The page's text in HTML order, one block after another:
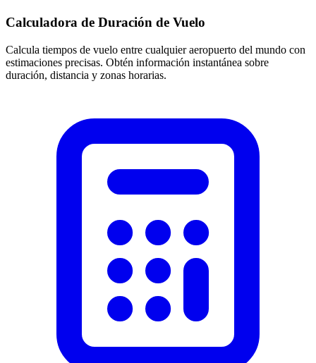
Calculadora de Duración de Vuelo
Calcula tiempos de vuelo entre cualquier aeropuerto del mundo con
estimaciones precisas. Obtén información instantánea sobre
duración, distancia y zonas horarias.